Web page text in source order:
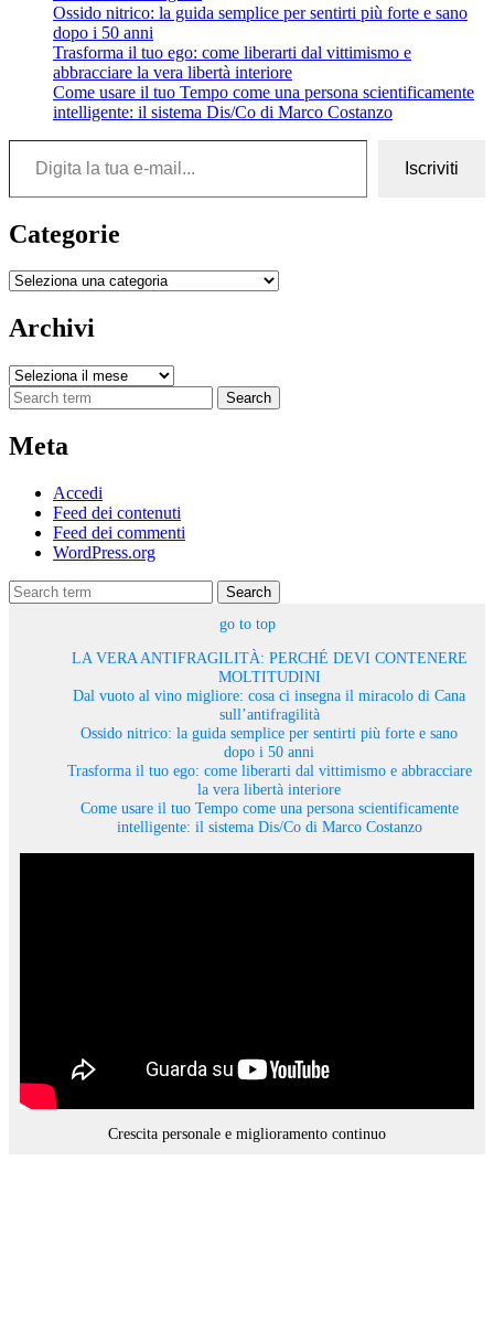
Ossido nitrico: la guida semplice per sentirti più forte e sano
dopo i 50 anni
Trasforma il tuo ego: come liberarti dal vittimismo e
abbracciare la vera libertà interiore
Come usare il tuo Tempo come una persona scientificamente
intelligente: il sistema Dis/Co di Marco Costanzo
Digita la tua e-mail...
Iscriviti
Categorie
Categorie
Archivi
Archivi
Search
Meta
Accedi
Feed dei contenuti
Feed dei commenti
WordPress.org
Search
go to top
LA VERA ANTIFRAGILITÀ: PERCHÉ DEVI CONTENERE
MOLTITUDINI
Dal vuoto al vino migliore: cosa ci insegna il miracolo di Cana
sull’antifragilità
Ossido nitrico: la guida semplice per sentirti più forte e sano
dopo i 50 anni
Trasforma il tuo ego: come liberarti dal vittimismo e abbracciare
la vera libertà interiore
Come usare il tuo Tempo come una persona scientificamente
intelligente: il sistema Dis/Co di Marco Costanzo
Crescita personale e miglioramento continuo